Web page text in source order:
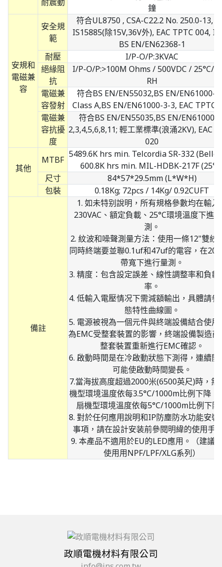
鐘
安規和
電磁兼
容
安全規
範
符合UL8750 , CSA-C22.2 No. 250.0-13,
IS15885(除15V,36V外), EAC TPTC 004,
BS EN/EN62368-1
耐壓
I/P-O/P:3KVAC
絕緣阻
抗
I/P-O/P:>100M Ohms / 500VDC / 25°C/
RH
電磁兼
容發射
符合BS EN/EN55032,BS EN/EN61000-
Class A,BS EN/EN61000-3-3, EAC TPTC
電磁兼
容抗擾
度
符合BS EN/EN55035,BS EN/EN61000-
2,3,4,5,6,8,11; 輕工業標準(浪涌2KV), EAC
020
其他
MTBF
5489.6K hrs min. Telcordia SR-332
600.8K hrs min. MIL-HDBK-217F
尺寸
84*57*29.5mm (L*W*H)
包裝
0.18Kg; 72pcs / 14Kg/ 0.92CUFT
備註
1. 如未特别說明，所有規格參數均在輸入
230VAC、額定負載、25°C環境溫度下進
測。
2. 紋波和噪聲測量方法：使用一條12"雙絞
同時終端要並聯0.1uf和47uf的電容，在
帶寬下進行量測。
3. 精度：包含設定誤差、線性調整率和負載
率。
4. 低輸入電壓情况下需減額輸出，具體請參
態特性曲線圖。
5. 電源被視為一個元件與終端設備結合使用
為EMC受整套裝置的影響，終端設備製造商
整套裝置重新進行EMC確認。
6. 啟動時間是在冷啟動狀態下測得，連續開
可能使啟動時間變長。
7.當海拔高度超過2000米(6500英尺)時，無
機型環境溫度依每3.5°C/1000m比例下降，
扇機型環境溫度依每5°C/1000m比例下降
8. 對於任何應用說明和IP防塵防水功能安裝
事項，請在設計安装前參閱明緯的使用手
9. 本產品不適用於EU的LED應用。（建議
使用用NPF/LPF/XLG系列）
政順電機材料有限公司